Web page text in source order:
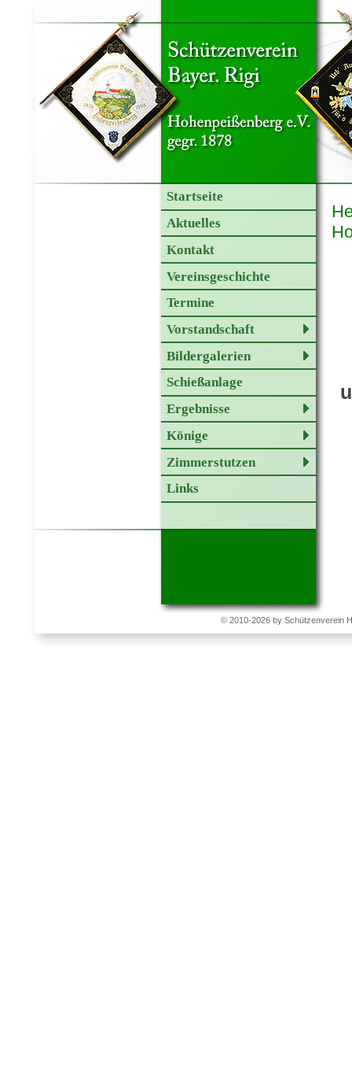
Startseite
Aktuelles
Kontakt
Vereinsgeschichte
Termine
Vorstandschaft
Bildergalerien
Schießanlage
Ergebnisse
Könige
Zimmerstutzen
Links
© 2010-2026 by Schützenverein